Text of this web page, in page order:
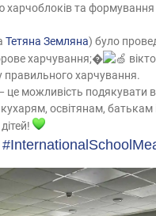
харчоблоків та
Тетяна Земляна) було
харчування;�
правильного харчування.
можливість подякувати
освітянам, батькам